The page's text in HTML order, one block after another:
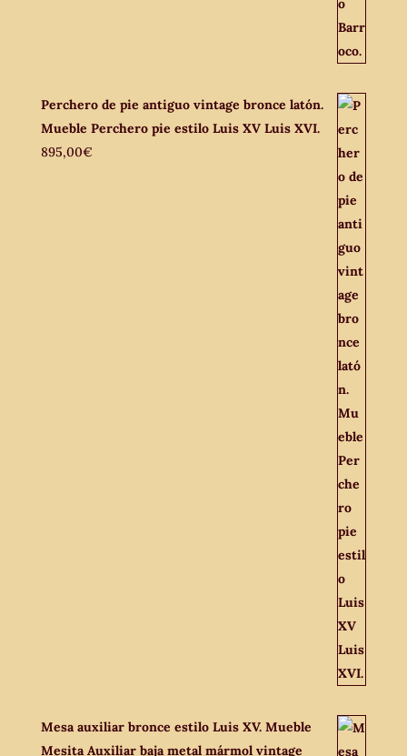
Perchero de pie antiguo vintage bronce latón.
Mueble Perchero pie estilo Luis XV Luis XVI.
895,00€
Mesa auxiliar bronce estilo Luis XV. Mueble
Mesita Auxiliar baja metal mármol vintage